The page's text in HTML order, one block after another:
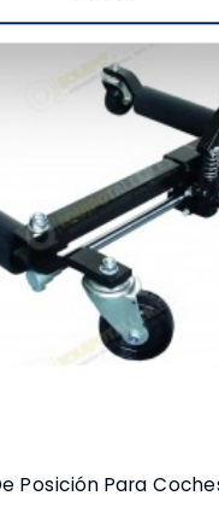
Posición Para